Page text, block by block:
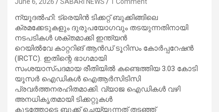
ന്യൂദല്‍ഹി: ട്രെയിൻ ടിക്കറ്റ് ബുക്കിങ്ങിലെ
ക്രമക്കേടുകളും ദുരുപയോഗവും തടയുന്നതിനായി
നടപടികള്‍ ശക്തമാക്കി ഇന്ത്യൻ
റെയില്‍വേ കാറ്ററിങ് ആൻഡ് ടൂറിസം കോർപ്പറേഷൻ
(IRCTC). ഇതിന്റെ ഭാഗമായി
സംശയാസ്പദമായ രീതിയില്‍ കണ്ടെത്തിയ 3.03 കോടി
യൂസർ ഐഡികള്‍ ഐആർസിടിസി
പ്രവർത്തനരഹിതമാക്കി. വ്യാജ ഐഡികള്‍ വഴി
അനധികൃതമായി ടിക്കറ്റുകള്‍
കൂട്ടത്തോടെ ബുക്ക് ചെയ്യുന്നത് തടഞ്ഞ്